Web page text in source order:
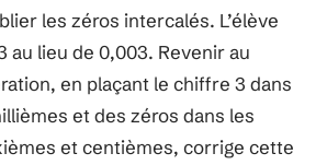
les zéros intercalés. L’élève
au lieu de 0,003. Revenir au
en plaçant le chiffre 3 dans
et des zéros dans les
et centièmes, corrige cette